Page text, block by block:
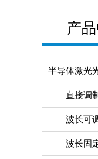
产
半导体激光
直接调制
波长可调
波长固定